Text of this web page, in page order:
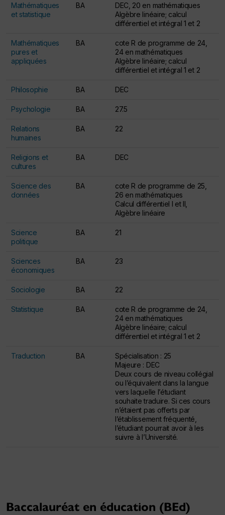
Mathématiques
et statistique
BA
DEC, 20 en mathématiques
Algèbre linéaire; calcul
différentiel et intégral 1 et 2
Mathématiques
pures et
appliquées
BA
cote R de programme de 24,
24 en mathématiques
Algèbre linéaire; calcul
différentiel et intégral 1 et 2
Philosophie BA DEC
Psychologie BA 27.5
Relations
humaines
BA 22
Religions et
cultures
BA DEC
Science des
données
BA
cote R de programme de 25,
26 en mathématiques
Calcul différentiel I et II,
Algèbre linéaire
Science
politique
BA 21
Sciences
économiques
BA 23
Sociologie BA 22
Statistique BA
cote R de programme de 24,
24 en mathématiques
Algèbre linéaire; calcul
différentiel et intégral 1 et 2
Traduction BA
Spécialisation : 25
Majeure : DEC
Deux cours de niveau collégial
ou l’équivalent dans la langue
vers laquelle l’étudiant
souhaite traduire. Si ces cours
n’étaient pas offerts par
l’établissement fréquenté,
l’étudiant pourrait avoir à les
suivre à l’Université.
Baccalauréat en éducation (BEd)